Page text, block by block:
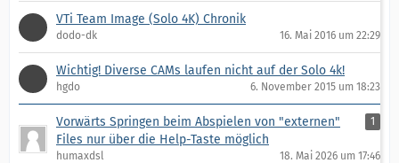
VTi Team Image (Solo 4K) Chronik
dodo-dk 16. Mai 2016 um 22:29
Wichtig! Diverse CAMs laufen nicht auf der Solo 4k!
hgdo 6. November 2015 um 18:23
Vorwärts Springen beim Abspielen von "externen"
Files nur über die Help-Taste möglich
1
humaxdsl 18. Mai 2026 um 17:46